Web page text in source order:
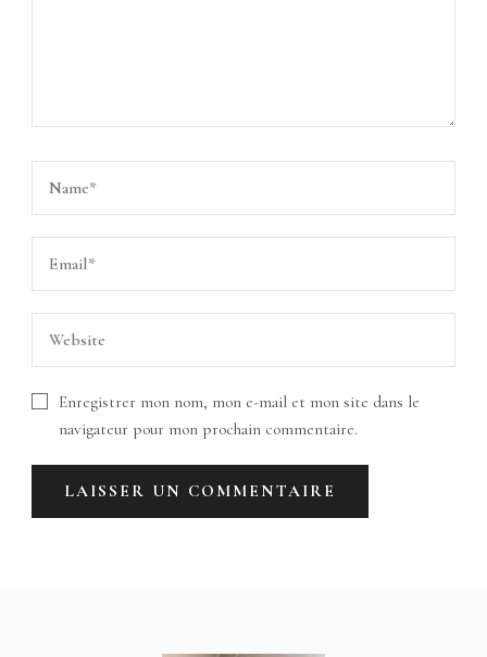
Enregistrer mon nom, mon e-mail et mon site dans le
navigateur pour mon prochain commentaire.